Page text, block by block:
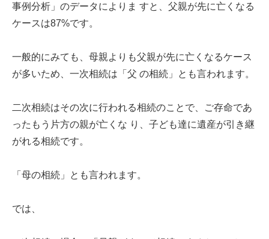
事例分析」のデータによりま すと、父親が先に亡くなる
ケースは87%です。
一般的にみても、母親よりも父親が先に亡くなるケース
が多いため、一次相続は「父 の相続」とも言われます。
二次相続はその次に行われる相続のことで、ご存命であ
ったもう片方の親が亡くな り、子ども達に遺産が引き継
がれる相続です。
「母の相続」とも言われます。
では、